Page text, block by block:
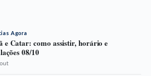
Agora
e Catar: como assistir, horário e
08/10